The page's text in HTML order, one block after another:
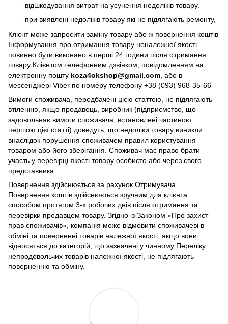
- відшкодування витрат на усунення недоліків товару.
- при виявлені недоліків товару які не підлягають ремонту,
Клієнт може запросити заміну товару або ж повернення коштів
Інформування про отримання товару неналежної якості
повинно бути виконано в перші 24 години після отримання
товару Клієнтом телефонним дзвінком, повідомленням на
електронну пошту koza4okshop@gmail.com , або в
мессенджері Viber по номеру телефону +38 (093) 968-35-66
Вимоги споживача, передбачені цією статтею, не підлягають
втіленню, якщо продавець, виробник (підприємство, що
задовольняє вимоги споживача, встановлені частиною
першою цієї статті) доведуть, що недоліки товару виникли
внаслідок порушення споживачем правил користування
товаром або його зберігання. Споживач має право брати
участь у перевірці якості товару особисто або через свого
представника.
Повернення здійснюється за рахунок Отримувача.
Повернення коштів здійснюється зручним для клієнта
способом протягом 3-х робочих днів після отримання та
перевірки продавцем товару. Згідно із Законом «Про захист
прав споживачів», компанія може відмовити споживачеві в
обміні та поверненні товарів належної якості, якщо вони
відносяться до категорій, що зазначені у чинному Переліку
непродовольчих товарів належної якості, не підлягають
поверненню та обміну.